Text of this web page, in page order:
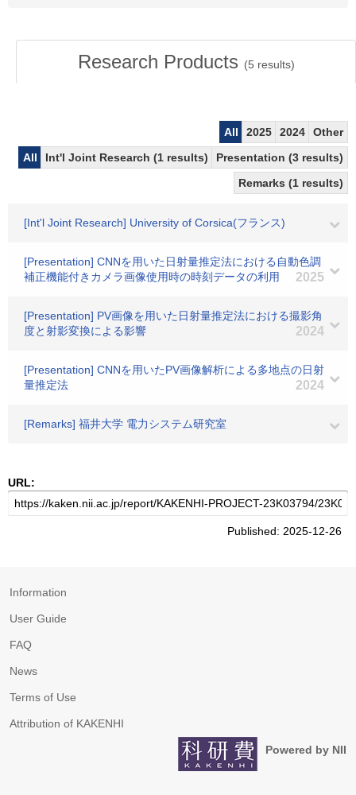
Research Products (5 results)
All 2025 2024
Other
All
Int'l Joint Research (1 results)
Presentation (3 results)
Remarks (1 results)
[Int'l Joint Research] University of Corsica(フランス)
[Presentation] CNNを用いた日射量推定法における自動色調
補正機能付きカメラ画像使用時の時刻データの利用
2025
[Presentation] PV画像を用いた日射量推定法における撮影角
度と射影変換による影響
2024
[Presentation] CNNを用いたPV画像解析による多地点の日射
量推定法
2024
[Remarks] 福井大学 電力システム研究室
URL:
Published: 2025-12-26
Information
User Guide
FAQ
News
Terms of Use
Attribution of KAKENHI
Powered by NII